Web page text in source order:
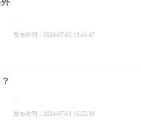
...
发布时间：2024-07-03 18:41:47
...
发布时间：2024-07-01 16:25:30